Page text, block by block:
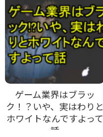
ゲーム業界はブラッ
ク！？いや、実はわりと
ホワイトなんですよって
話